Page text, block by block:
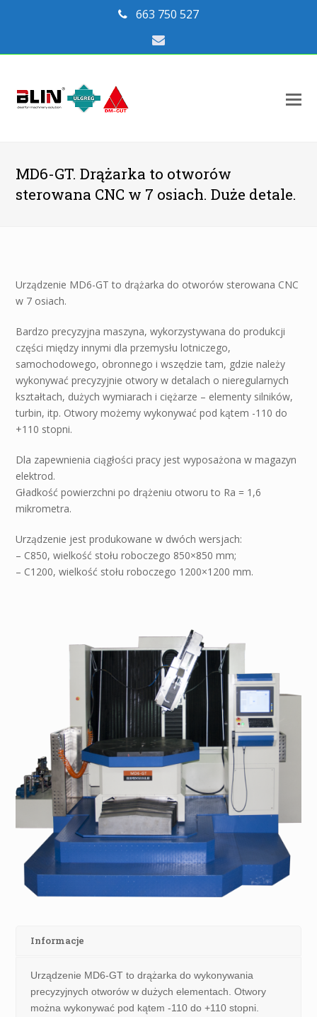
663 750 527
Email
MD6-GT. Drążarka to otworów
sterowana CNC w 7 osiach. Duże detale.
Urządzenie MD6-GT to drążarka do otworów sterowana CNC
w 7 osiach.
Bardzo precyzyjna maszyna, wykorzystywana do produkcji
części między innymi dla przemysłu lotniczego,
samochodowego, obronnego i wszędzie tam, gdzie należy
wykonywać precyzyjnie otwory w detalach o nieregularnych
kształtach, dużych wymiarach i ciężarze – elementy silników,
turbin, itp. Otwory możemy wykonywać pod kątem -110 do
+110 stopni.
Dla zapewnienia ciągłości pracy jest wyposażona w magazyn
elektrod.
Gładkość powierzchni po drążeniu otworu to Ra = 1,6
mikrometra.
Urządzenie jest produkowane w dwóch wersjach:
– C850, wielkość stołu roboczego 850×850 mm;
– C1200, wielkość stołu roboczego 1200×1200 mm.
Informacje
Urządzenie MD6-GT to drążarka do wykonywania
precyzyjnych otworów w dużych elementach. Otwory
można wykonywać pod kątem -110 do +110 stopni.